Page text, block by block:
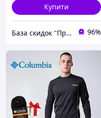
Купити
База скидок "ПромоКот" 96%